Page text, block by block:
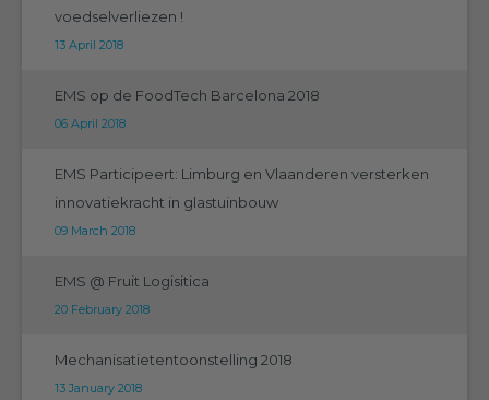
voedselverliezen !
13 April 2018
EMS op de FoodTech Barcelona 2018
06 April 2018
EMS Participeert: Limburg en Vlaanderen versterken
innovatiekracht in glastuinbouw
09 March 2018
EMS @ Fruit Logisitica
20 February 2018
Mechanisatietentoonstelling 2018
13 January 2018